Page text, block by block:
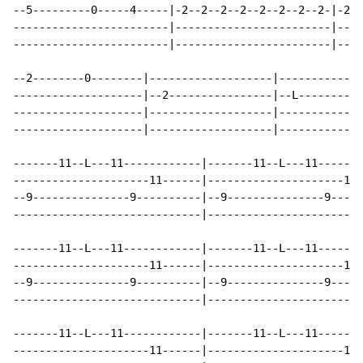
--5---------0-----4-----|-2--2--2--2--2--2--2--2-|-2--
------------------------|------------------------
------------------------|------------------------
--2--------0--------|-------------------
--------------------|--2----------------|--
--------------------|-------------------
--------------------|-------------------
-------11--L---11------------|-------11--L---
---------------------11------|---------------------
--9---------------9----------|--9---------------
-----------------------------
-------11--L---11------------|-------11--L---
---------------------11------|---------------------
--9---------------9----------|--9---------------
-----------------------------
-------11--L---11------------|-------11--L---
---------------------11------|---------------------